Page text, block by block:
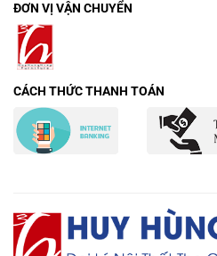
ĐƠN VỊ VẬN CHUYỂN
CÁCH THỨC THANH TOÁN